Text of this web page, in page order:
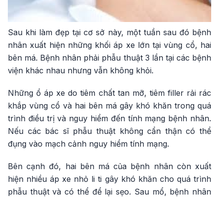
Sau khi làm đẹp tại cơ sở này, một tuần sau đó bệnh
nhân xuất hiện những khối áp xe lớn tại vùng cổ, hai
bên má. Bệnh nhân phải phẫu thuật 3 lần tại các bệnh
viện khác nhau nhưng vẫn không khỏi.
Những ổ áp xe do tiêm chất tan mỡ, tiêm filler rải rác
khắp vùng cổ và hai bên má gây khó khăn trong quá
trình điều trị và nguy hiểm đến tính mạng bệnh nhân.
Nếu các bác sĩ phẫu thuật không cẩn thận có thể
đụng vào mạch cảnh nguy hiểm tính mạng.
Bên cạnh đó, hai bên má của bệnh nhân còn xuất
hiện nhiều áp xe nhỏ li ti gây khó khăn cho quá trình
phẫu thuật và có thể để lại sẹo. Sau mổ, bệnh nhân